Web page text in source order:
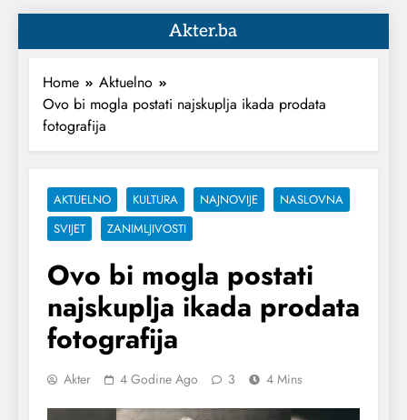
Akter.ba
Home
Aktuelno
Ovo bi mogla postati najskuplja ikada prodata
fotografija
AKTUELNO KULTURA NAJNOVIJE
NASLOVNA
SVIJET
ZANIMLJIVOSTI
Ovo bi mogla postati
najskuplja ikada prodata
fotografija
Akter 4 Godine Ago 3 4 Mins